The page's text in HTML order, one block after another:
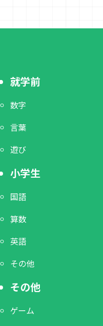
就学前
数字
言葉
遊び
小学生
国語
算数
英語
その他
その他
ゲーム